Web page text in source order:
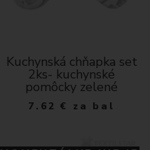
Kuchynská chňapka set
2ks- kuchynské
pomôcky zelené
7.62 € za bal